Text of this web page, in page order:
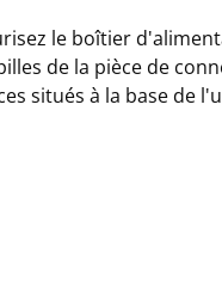
le boîtier
de la pièce de
situés à la base de